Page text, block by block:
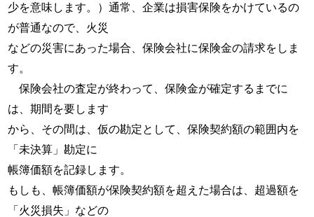
少を意味します。）通常、企業は損害保険をかけているの
が普通なので、火災
などの災害にあった場合、保険会社に保険金の請求をしま
す。
保険会社の査定が終わって、保険金が確定するまでに
は、期間を要します
から、その間は、仮の勘定として、保険契約額の範囲内を
「未決算」勘定に
帳簿価額を記録します。
もしも、帳簿価額が保険契約額を超えた場合は、超過額を
「火災損失」などの